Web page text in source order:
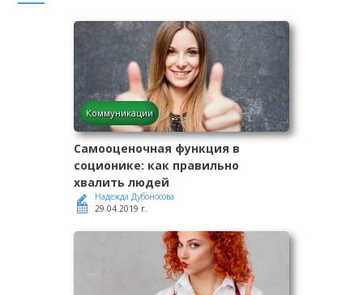
Коммуникации
Самооценочная функция в
соционике: как правильно
хвалить людей
Надежда Дубоносова
29.04.2019 г.